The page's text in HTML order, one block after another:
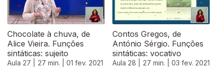
Chocolate à chuva, de
Alice Vieira. Funções
sintáticas: sujeito
Aula 27 | 27 min. | 01 fev. 2021
Contos Gregos, de
António Sérgio. Funções
sintáticas: vocativo
Aula 28 | 27 min. | 03 fev. 2021